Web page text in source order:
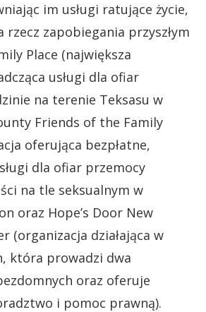
im usługi ratujące życie,
rzecz zapobiegania przyszłym
Place (największa
usługi dla ofiar
na terenie Teksasu w
Friends of the Family
oferująca bezpłatne,
dla ofiar przemocy
na tle seksualnym w
oraz Hope’s Door New
(organizacja działająca w
która prowadzi dwa
oraz oferuje
i pomoc prawną).